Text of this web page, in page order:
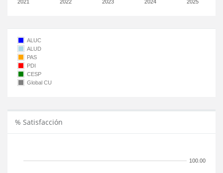
2021 2022 2023 2024 2025
ALUC
ALUD
PAS
PDI
CESP
Global CU
% Satisfacción
100.00